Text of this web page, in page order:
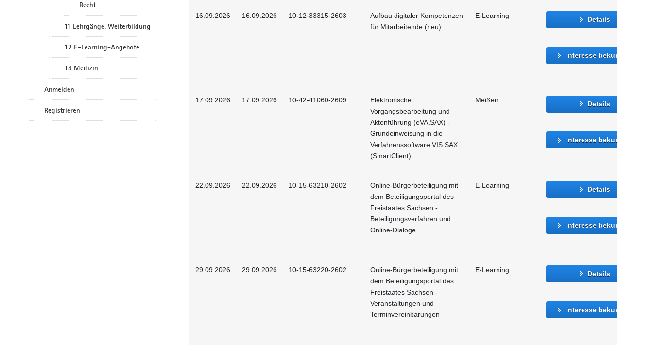
Recht
11 Lehrgänge, Weiterbildung
12 E-Learning-Angebote
13 Medizin
Anmelden
Registrieren
16.09.2026 16.09.2026 10-12-33315-2603
Aufbau digitaler Kompetenzen
für Mitarbeitende (neu)
E-Learning Details
Interesse bekunden
17.09.2026 17.09.2026 10-42-41060-2609
Elektronische
Vorgangsbearbeitung und
Aktenführung (eVA.SAX) -
Grundeinweisung in die
Verfahrenssoftware VIS.SAX
(SmartClient)
Meißen Details
Interesse bekunden
22.09.2026 22.09.2026 10-15-63210-2602
Online-Bürgerbeteiligung mit
dem Beteiligungsportal des
Freistaates Sachsen -
Beteiligungsverfahren und
Online-Dialoge
E-Learning Details
Interesse bekunden
29.09.2026 29.09.2026 10-15-63220-2602
Online-Bürgerbeteiligung mit
dem Beteiligungsportal des
Freistaates Sachsen -
Veranstaltungen und
Terminvereinbarungen
E-Learning Details
Interesse bekunden